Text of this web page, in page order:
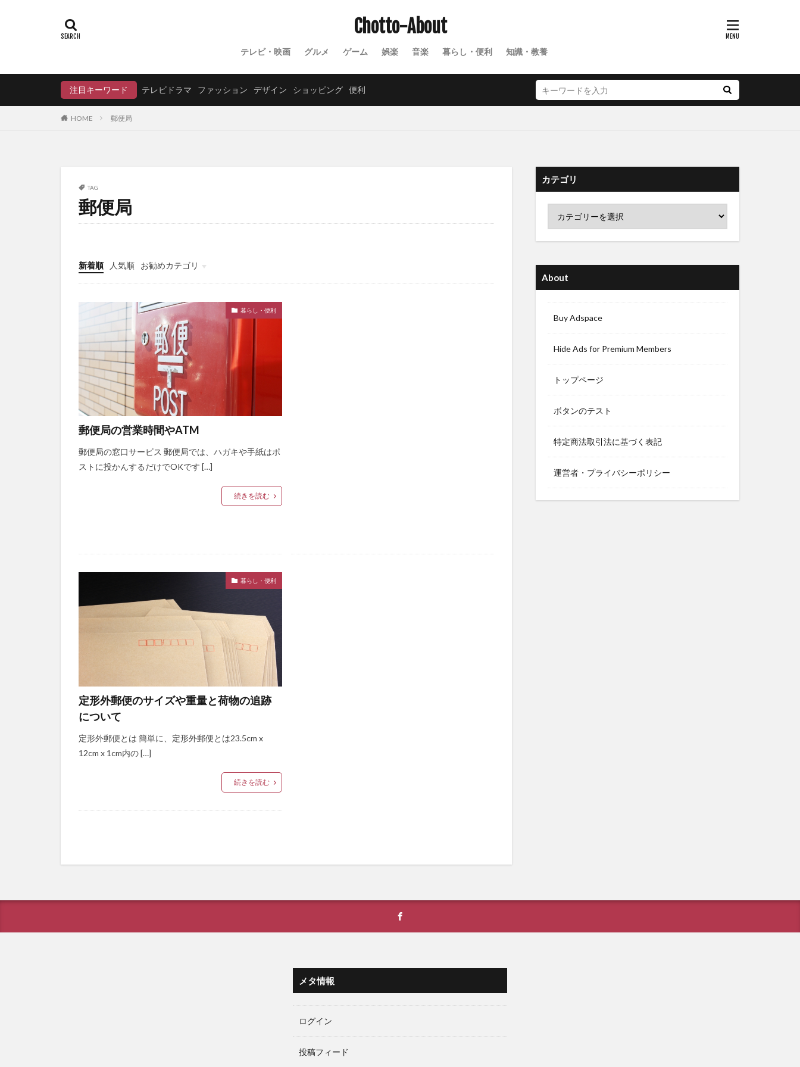
Chotto-About
テレビ・映画 グルメ ゲーム 娯楽 音楽 暮らし・便利 知識・教養
注目キーワード テレビドラマ ファッション デザイン ショッピング 便利
HOME 郵便局
TAG
郵便局
新着順 人気順
お勧めカテゴリ
New
暮らし・便利
郵便局の営業時間やATM
郵便局の窓口サービス 郵便局では、ハガキや手紙はポ
ストに投かんするだけでOKです […]
続きを読む
暮らし・便利
定形外郵便のサイズや重量と荷物の追跡
について
定形外郵便とは 簡単に、定形外郵便とは23.5cm x
12cm x 1cm内の […]
続きを読む
カテゴリ
About
Buy Adspace
Hide Ads for Premium Members
トップページ
ボタンのテスト
特定商法取引法に基づく表記
運営者・プライバシーポリシー
メタ情報
ログイン
投稿フィード